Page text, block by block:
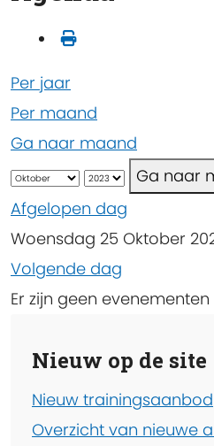
Per jaar
Per maand
Ga naar maand
Ga naar
Afgelopen dag
Woensdag 25 Oktober
Volgende dag
Er zijn geen
Nieuw op de site
Nieuw trainingsaanbod
Overzicht van nieuwe